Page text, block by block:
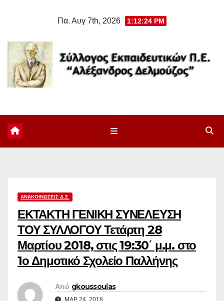
Πα. Αυγ 7th, 2026 1:12:25 PM
ΑΝΑΚΟΙΝΏΣΕΙΣ Δ.Σ.
ΕΚΤΑΚΤΗ ΓΕΝΙΚΗ ΣΥΝΕΛΕΥΣΗ
ΤΟΥ ΣΥΛΛΟΓΟΥ Τετάρτη 28
Μαρτίου 2018, στις 19:30΄ μ.μ. στο
1ο Δημοτικό Σχολείο Παλλήνης
Από gkoussoulas